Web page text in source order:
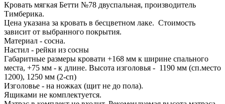
Кровать мягкая Бетти №78 двуспальная, производитель
Тимберика.
Цена указана за кровать в бесцветном лаке. Стоимость
зависит от выбранного покрытия.
Материал - сосна.
Настил - рейки из сосны
Габаритные размеры кровати +168 мм к ширине спального
места, +75 мм - к длине. Высота изголовья - 1190 мм (сп.место
1200), 1250 мм (2-сп)
Изголовье - на ножках (щит не до пола).
Ящиками не комплектуется.